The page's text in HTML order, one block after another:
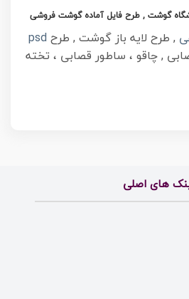
گوشت , طرح فایل آماده گوشت فروشی
, طرح لایه باز گوشت , طرح psd
, چاقو ، ساطور قصابی ، تخته
های اصلی